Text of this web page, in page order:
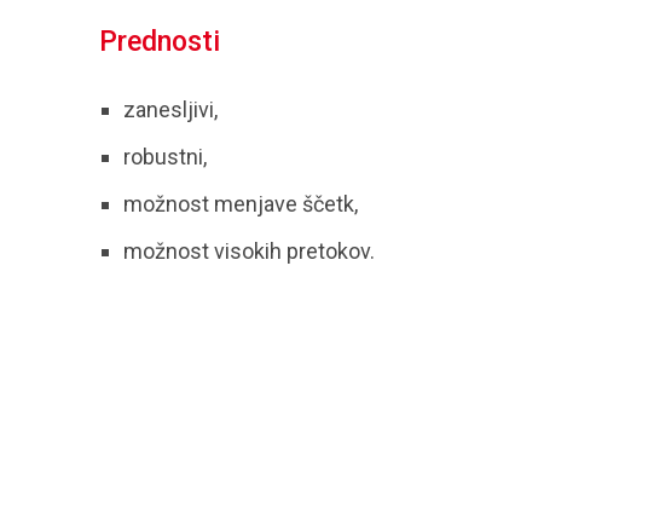
Prednosti
zanesljivi,
robustni,
možnost menjave ščetk,
možnost visokih pretokov.